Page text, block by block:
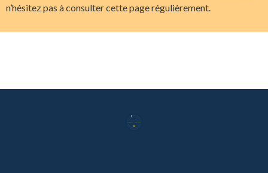
n’hésitez pas à consulter cette page régulièrement.